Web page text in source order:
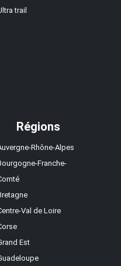
trail
Régions
Rhône-Alpes
Franche-
Val de Loire
Est